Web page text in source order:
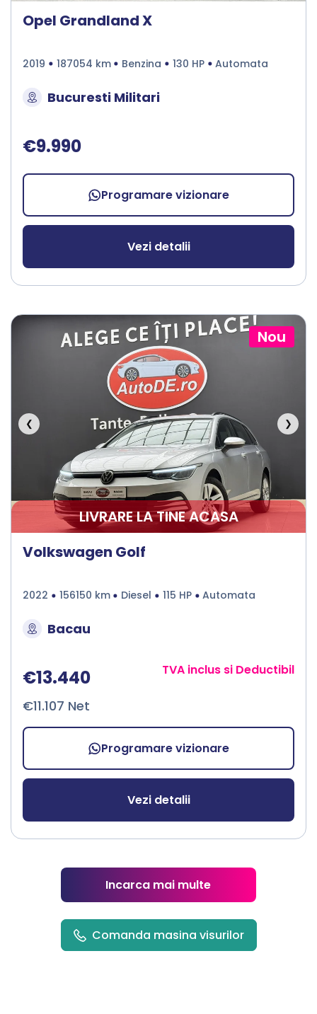
Opel Grandland X
2019 187054 km Benzina 130 HP Automata
Bucuresti Militari
€9.990
Programare vizionare
Vezi detalii
Nou
❮ ❯
LIVRARE LA TINE ACASA
Volkswagen Golf
2022 156150 km Diesel 115 HP Automata
Bacau
€13.440
€11.107 Net
TVA inclus si Deductibil
Programare vizionare
Vezi detalii
Incarca mai multe
Comanda masina visurilor